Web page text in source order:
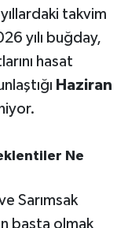
takvim
yılı buğday,
hasat
Haziran
Ne
Sarımsak
başta olmak